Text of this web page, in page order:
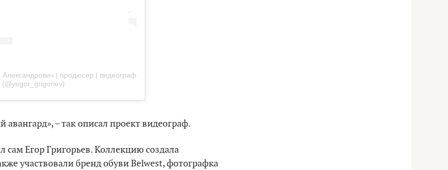
Александрович | продюсер | видеограф
– так описал проект видеограф.
Егор Григорьев. Коллекцию создала
участвовали бренд обуви Belwest, фотографка